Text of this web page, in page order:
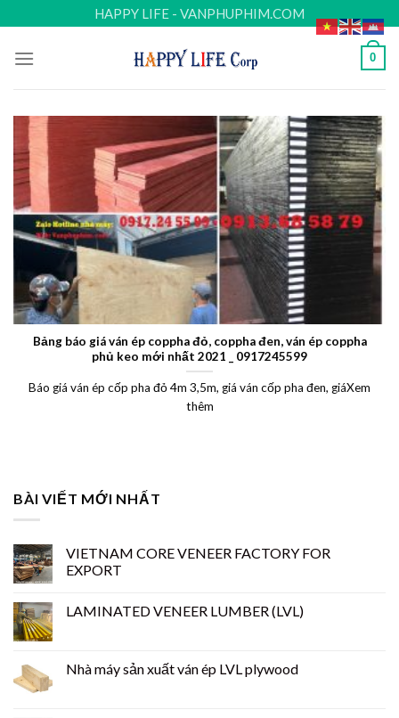
to
content
HAPPY LIFE - VANPHUPHIM.COM
0
Bảng báo giá ván ép coppha đỏ, coppha đen, ván ép coppha
phủ keo mới nhất 2021 _ 0917245599
Báo giá ván ép cốp pha đỏ 4m 3,5m, giá ván cốp pha đen, giáXem
thêm
BÀI VIẾT MỚI NHẤT
VIETNAM CORE VENEER FACTORY FOR
EXPORT
LAMINATED VENEER LUMBER (LVL)
Nhà máy sản xuất ván ép LVL plywood